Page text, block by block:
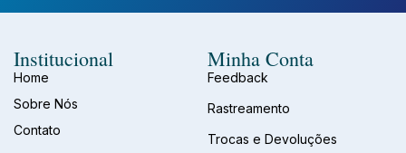
Institucional
Home
Sobre Nós
Contato
Minha Conta
Feedback
Rastreamento
Trocas e Devoluções